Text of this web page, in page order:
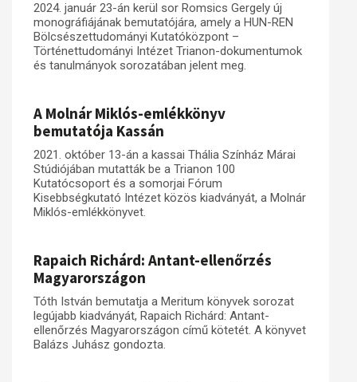
2024. január 23-án kerül sor Romsics Gergely új
monográfiájának bemutatójára, amely a HUN-REN
Bölcsészettudományi Kutatóközpont –
Történettudományi Intézet Trianon-dokumentumok
és tanulmányok sorozatában jelent meg.
A Molnár Miklós-emlékkönyv
bemutatója Kassán
2021. október 13-án a kassai Thália Színház Márai
Stúdiójában mutatták be a Trianon 100
Kutatócsoport és a somorjai Fórum
Kisebbségkutató Intézet közös kiadványát, a Molnár
Miklós-emlékkönyvet.
Rapaich Richárd: Antant-ellenőrzés
Magyarországon
Tóth István bemutatja a Meritum könyvek sorozat
legújabb kiadványát, Rapaich Richárd: Antant-
ellenőrzés Magyarországon című kötetét. A könyvet
Balázs Juhász gondozta.